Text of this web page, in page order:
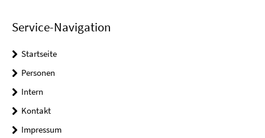
Service-Navigation
Startseite
Personen
Intern
Kontakt
Impressum